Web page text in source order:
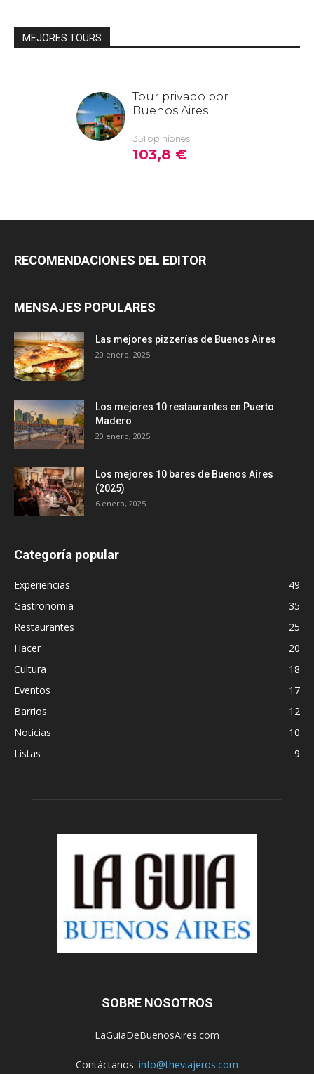
MEJORES TOURS
RECOMENDACIONES DEL EDITOR
MENSAJES POPULARES
Las mejores pizzerías de Buenos Aires
20 enero, 2025
Los mejores 10 restaurantes en Puerto
Madero
20 enero, 2025
Los mejores 10 bares de Buenos Aires
(2025)
6 enero, 2025
Categoría popular
Experiencias
49
Gastronomia
35
Restaurantes
25
Hacer
20
Cultura
18
Eventos
17
Barrios
12
Noticias
10
Listas
9
SOBRE NOSOTROS
LaGuiaDeBuenosAires.com
Contáctanos: info@theviajeros.com